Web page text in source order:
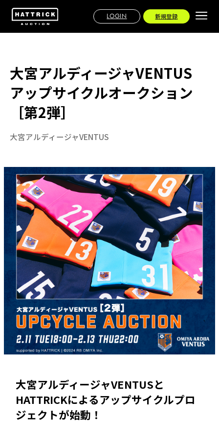
LOGIN 新規登録
大宮アルディージャVENTUS
アップサイクルオークション
［第2弾］
大宮アルディージャVENTUS
大宮アルディージャVENTUSと
HATTRICKによるアップサイクルプロ
ジェクトが始動！